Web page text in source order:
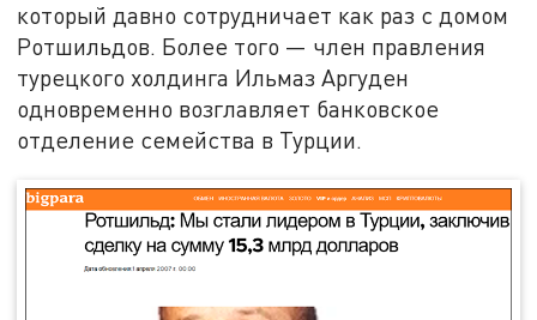
который давно сотрудничает как раз с домом
Ротшильдов. Более того — член правления
турецкого холдинга Ильмаз Аргуден
одновременно возглавляет банковское
отделение семейства в Турции.